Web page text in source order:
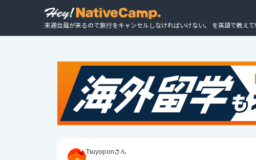
来週台風が来るので旅行をキャンセルしなければいけない。 を英語で教えて!
Tsuyoponさん